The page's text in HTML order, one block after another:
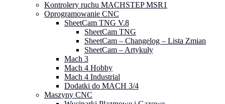
Kontrolery ruchu MACHSTEP MSR1
Oprogramowanie CNC
SheetCam TNG V.8
SheetCam TNG
SheetCam – Changelog – Lista Zmian
SheetCam – Artykuły
Mach 3
Mach 4 Hobby
Mach 4 Industrial
Dodatki do MACH 3/4
Maszyny CNC